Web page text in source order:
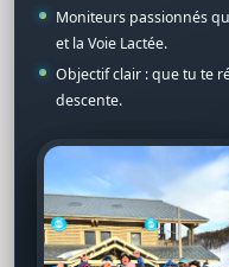
Moniteurs passionnés
et la Voie Lactée.
Objectif clair : que tu te
descente.